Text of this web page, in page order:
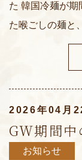
た 韓国冷麺が
た喉ごしの麺と
2026年04月
GW期間中
お知らせ